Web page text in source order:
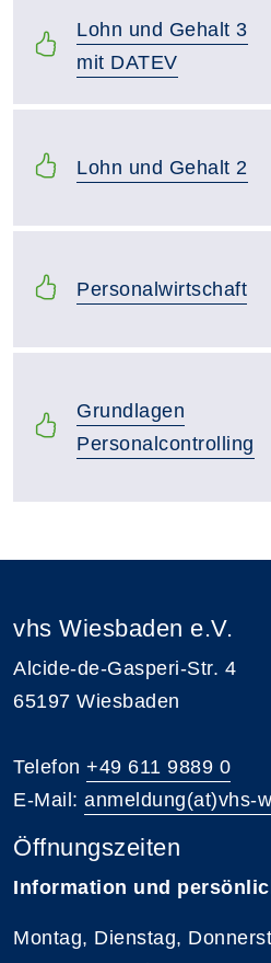
Lohn und Gehalt 3
mit DATEV
Lohn und Gehalt 2
Personalwirtschaft
Grundlagen
Personalcontrolling
vhs Wiesbaden e.V.
Alcide-de-Gasperi-Str. 4
65197 Wiesbaden
Telefon +49 611 9889 0
E-Mail: anmeldung(at)vhs-
Öffnungszeiten
Information und
Montag, Dienstag,